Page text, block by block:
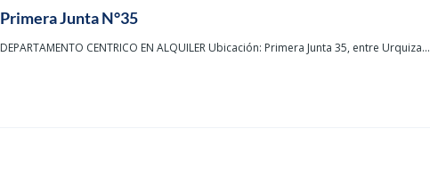
Primera Junta N°35
DEPARTAMENTO CENTRICO EN ALQUILER Ubicación: Primera Junta 35, entre Urquiza...